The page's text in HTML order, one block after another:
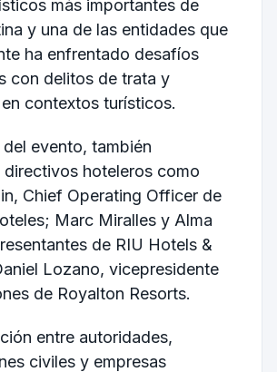
más importantes de
y una de las entidades que
ha enfrentado desafíos
con delitos de trata y
contextos turísticos.
evento, también
hoteleros como
Chief Operating Officer de
Marc Miralles y Alma
de RIU Hotels &
Lozano, vicepresidente
de Royalton Resorts.
entre autoridades,
civiles y empresas